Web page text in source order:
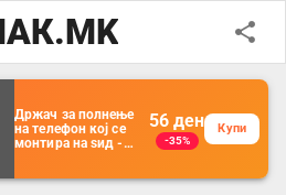
Држач за полнење
на телефон кој се
монтира на ѕид -
организатор за
56 ден
-35%
Купи